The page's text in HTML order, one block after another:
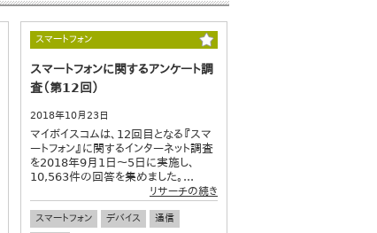
スマートフォン
スマートフォンに関するアンケート調
査（第12回）
2018年10月23日
マイボイスコムは、12回目となる『スマ
ートフォン』に関するインターネット調査
を2018年9月1日～5日に実施し、
10,563件の回答を集めました。...
リサーチの続き
スマートフォン デバイス
通信